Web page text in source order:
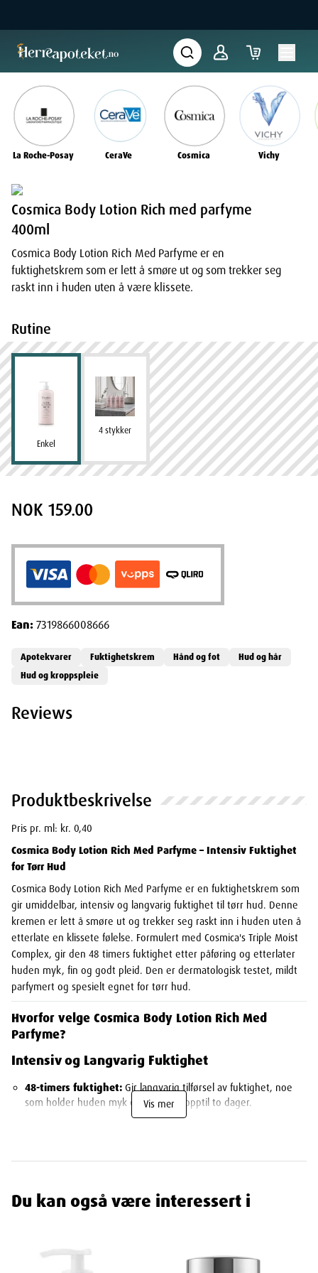
La Roche-Posay CeraVe Cosmica Vichy
Produktbeskrivelse
Pris pr. ml: kr. 0,40
Cosmica Body Lotion Rich Med Parfyme – Intensiv Fuktighet
for Tørr Hud
Cosmica Body Lotion Rich Med Parfyme er en fuktighetskrem som
gir umiddelbar, intensiv og langvarig fuktighet til tørr hud. Denne
kremen er lett å smøre ut og trekker seg raskt inn i huden uten å
etterlate en klissete følelse. Formulert med Cosmica's Triple Moist
Complex, gir den 48 timers fuktighet etter påføring og etterlater
huden myk, fin og godt pleid. Den er dermatologisk testet, mildt
parfymert og spesielt egnet for tørr hud.
Hvorfor velge Cosmica Body Lotion Rich Med
Parfyme?
Intensiv og Langvarig Fuktighet
48-timers fuktighet: Gir langvarig tilførsel av fuktighet, noe
som holder huden myk og hydrert i opptil to dager.
Rask Absorpsjon
Ikke-klissete:
Trekker raskt inn i huden uten å etterlate en
klissete eller fet følelse, noe som gjør den behagelig å bruke.
Vis mer
Cosmica Body Lotion Rich med parfyme
400ml
Cosmica Body Lotion Rich Med Parfyme er en
fuktighetskrem som er lett å smøre ut og som trekker seg
raskt inn i huden uten å være klissete.
Rutine
Enkel
4 stykker
NOK 159.00
Ean:7319866008666
Apotekvarer Fuktighetskrem Hånd og fot
Hud og hår
Hud og kroppspleie
Reviews
Du kan også være interessert i